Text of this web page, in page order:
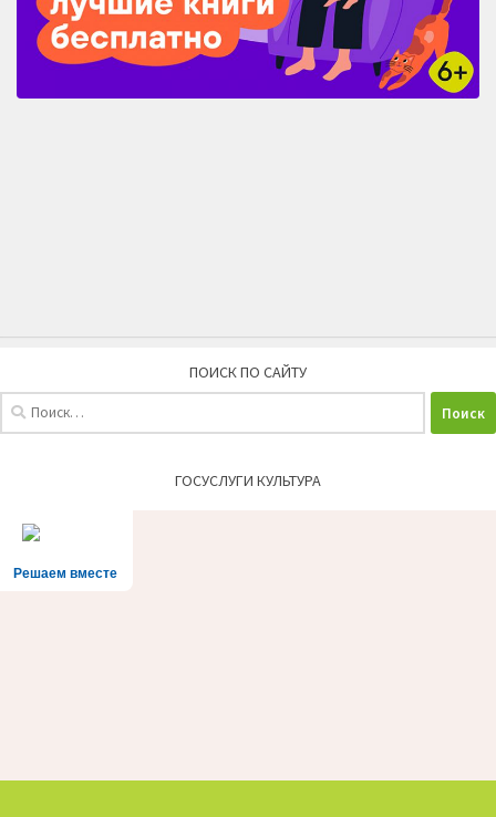
ПОИСК ПО САЙТУ
ГОСУСЛУГИ КУЛЬТУРА
Решаем вместе